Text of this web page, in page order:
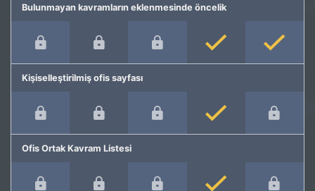
Bulunmayan kavramların eklenmesinde öncelik
Kişiselleştirilmiş ofis sayfası
Ofis Ortak Kavram Listesi